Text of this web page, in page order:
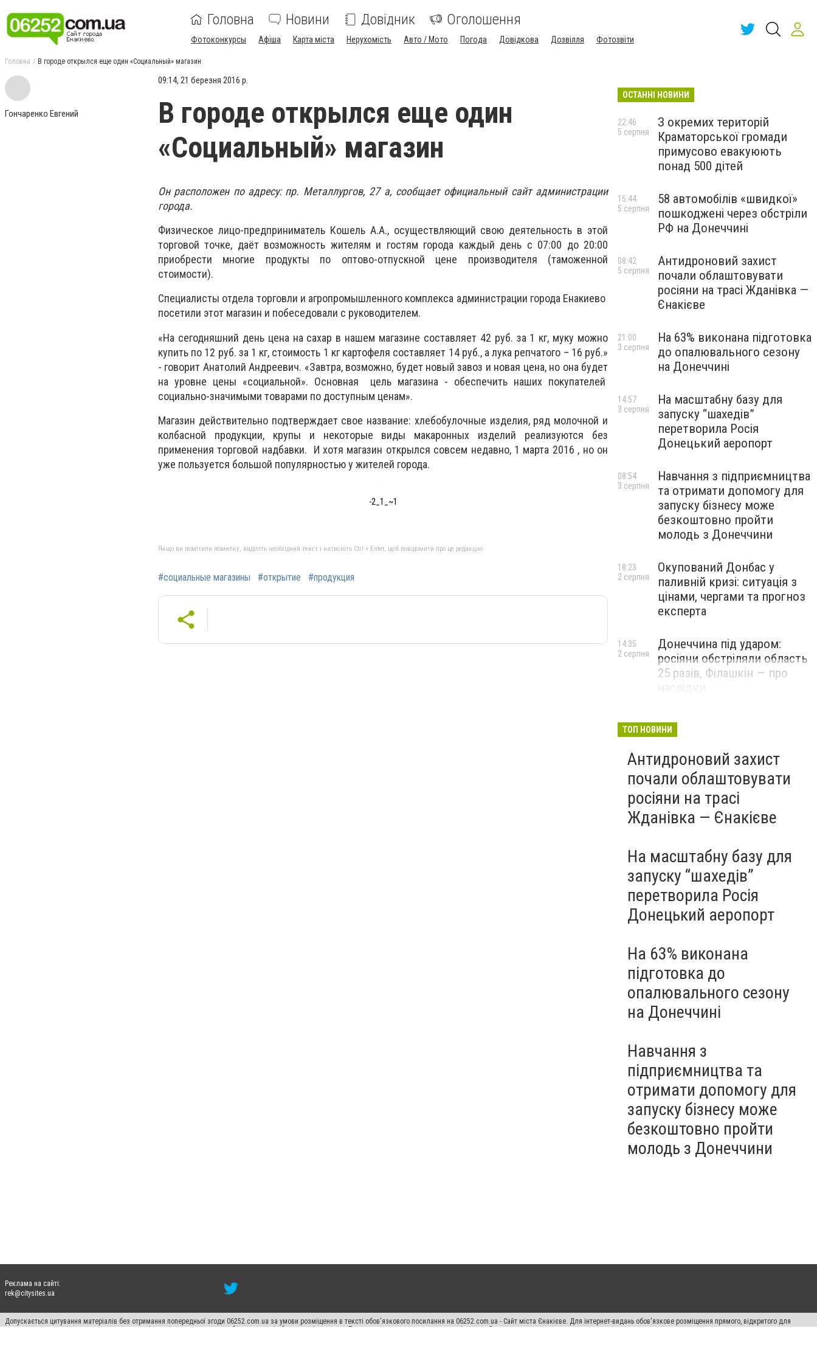
Головна Новини Довідник Оголошення
Фотоконкурсы Афіша Карта міста Нерухомість Авто / Мото Погода Довідкова Дозвілля Фотозвіти
Головна В городе открылся еще один «Социальный» магазин
Гончаренко Евгений
09:14, 21 березня 2016 р.
В городе открылся еще один
«Социальный» магазин
Он расположен по адресу: пр. Металлургов, 27 а, сообщает официальный сайт администрации
города.
Физическое лицо-предприниматель Кошель А.А., осуществляющий свою деятельность в этой
торговой точке, даёт возможность жителям и гостям города каждый день с 07:00 до 20:00
приобрести многие продукты по оптово-отпускной цене производителя (таможенной
стоимости).
Специалисты отдела торговли и агропромышленного комплекса администрации города Енакиево
посетили этот магазин и побеседовали с руководителем.
«На сегодняшний день цена на сахар в нашем магазине составляет 42 руб. за 1 кг, муку можно
купить по 12 руб. за 1 кг, стоимость 1 кг картофеля составляет 14 руб., а лука репчатого – 16 руб.»
- говорит Анатолий Андреевич. «Завтра, возможно, будет новый завоз и новая цена, но она будет
на уровне цены «социальной». Основная цель магазина - обеспечить наших покупателей
социально-значимыми товарами по доступным ценам».
Магазин действительно подтверждает свое название: хлебобулочные изделия, ряд молочной и
колбасной продукции, крупы и некоторые виды макаронных изделий реализуются без
применения торговой надбавки. И хотя магазин открылся совсем недавно, 1 марта 2016 , но он
уже пользуется большой популярностью у жителей города.
-2_1_~1
Якщо ви помітили помилку, виділіть необхідний текст і натисніть Ctrl + Enter, щоб повідомити про це редакцію
#социальные магазины #открытие #продукция
ОСТАННІ НОВИНИ
З окремих територій
Краматорської громади
примусово евакуюють
понад 500 дітей
22:46
5 серпня
58 автомобілів «швидкої»
пошкоджені через обстріли
РФ на Донеччині
15:44
5 серпня
Антидроновий захист
почали облаштовувати
росіяни на трасі Жданівка —
Єнакієве
08:42
5 серпня
На 63% виконана підготовка
до опалювального сезону
на Донеччині
21:00
3 серпня
На масштабну базу для
запуску “шахедів”
перетворила Росія
Донецький аеропорт
14:57
3 серпня
Навчання з підприємництва
та отримати допомогу для
запуску бізнесу може
безкоштовно пройти
молодь з Донеччини
08:54
3 серпня
Окупований Донбас у
паливній кризі: ситуація з
цінами, чергами та прогноз
експерта
18:23
2 серпня
Донеччина під ударом:
росіяни обстріляли область
25 разів, Філашкін — про
14:35
2 серпня
ТОП НОВИНИ
Антидроновий захист
почали облаштовувати
росіяни на трасі
Жданівка — Єнакієве
На масштабну базу для
запуску “шахедів”
перетворила Росія
Донецький аеропорт
На 63% виконана
підготовка до
опалювального сезону
на Донеччині
Навчання з
підприємництва та
отримати допомогу для
запуску бізнесу може
безкоштовно пройти
молодь з Донеччини
Реклама на сайті:
rek@citysites.ua
Допускається цитування матеріалів без отримання попередньої згоди 06252.com.ua за умови розміщення в тексті обов'язкового посилання на 06252.com.ua - Сайт міста Єнакієве. Для інтернет-видань обов'язкове розміщення прямого, відкритого для
пошукових систем гіперпосилання на цитовані статті не нижче другого абзацу в тексті або в якості джерела. Порушення виняткових прав переслідується Законом.